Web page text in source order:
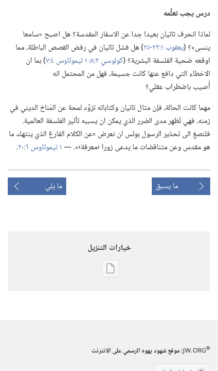
درس يجب تعلُّمه
لماذا انحرف تاتيان بعيدا جدا عن الاسفار المقدسة؟‏ هل اصبح «سامعا
ينسى»؟‏ (‏يعقوب ١:‏٢٣-‏٢٥
‏)‏ هل فشل تاتيان في رفض القصص الباطلة،‏ مما
اوقعه ضحية الفلسفة البشرية؟‏ (‏كولوسي ٢:‏٨؛‏
‏)‏ بما ان
الاخطاء التي دافع عنها كانت جسيمة،‏ فهل من المحتمل انه
أُصيب باضطراب عقلي؟‏
مهما كانت الحالة،‏ فإن مثال تاتيان وكتاباته تزوِّد لمحة عن المُناخ الديني في
زمنه.‏ فهي تُظهِر مدى الضرر الذي يمكن ان يسببه تأثير الفلسفة العالمية.‏
فلنصغِ الى تحذير الرسول بولس ان نعرض «عن الكلام الفارغ الذي ينتهك ما
هو مقدس وعن متناقضات ما يدعى زورا ‹معرفة›».‏ —‏١ تيموثاوس ٦:‏٢٠ ‏.‏
ما يسبق ما يلي
خيارات التنزيل
خيارات
الدراسية)‏
JW.ORG®
:‏ موقع شهود يهوه الرسمي على الانترنت